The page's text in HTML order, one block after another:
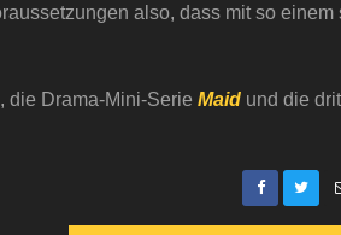
also, dass mit so einem
, die Drama-Mini-Serie Maid und die